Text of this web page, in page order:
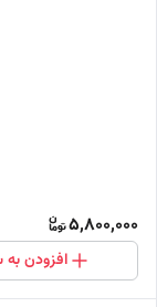
5,800,000
افزودن